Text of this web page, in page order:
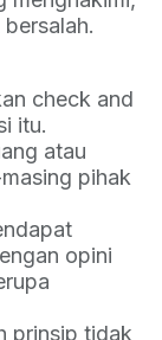
check and
itu.
atau
pihak
opini
prinsip tidak